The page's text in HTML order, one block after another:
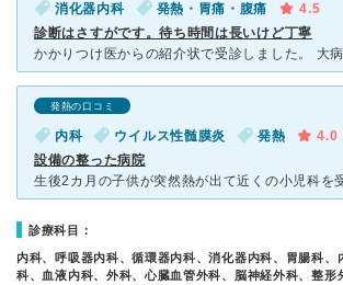
消化器内科 発熱・胃痛・腹痛
4.5
診断はさすがです。待ち時間は長いけど丁寧
発熱の口コミ
内科 ウイルス性髄膜炎 発熱
4.0
設備の整った病院
診療科目：
内科、呼吸器内科、循環器内科、消化器内科、胃腸科、
科、血液内科、外科、心臓血管外科、脳神経外科、整形